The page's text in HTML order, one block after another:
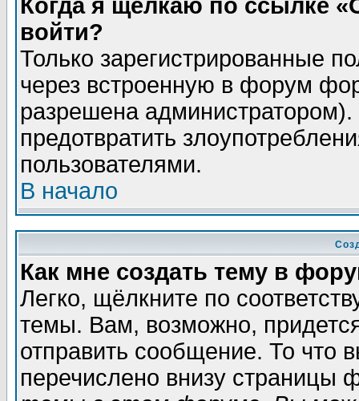
Когда я щёлкаю по ссылке
войти?
Только зарегистрированные
через встроенную в форум
разрешена
предотвратить
пользователями.
В начало
Как мне создать тему в
Легко, щёлкните по
темы. Вам, возможно,
отправить сообщение. То что
перечислено внизу страницы